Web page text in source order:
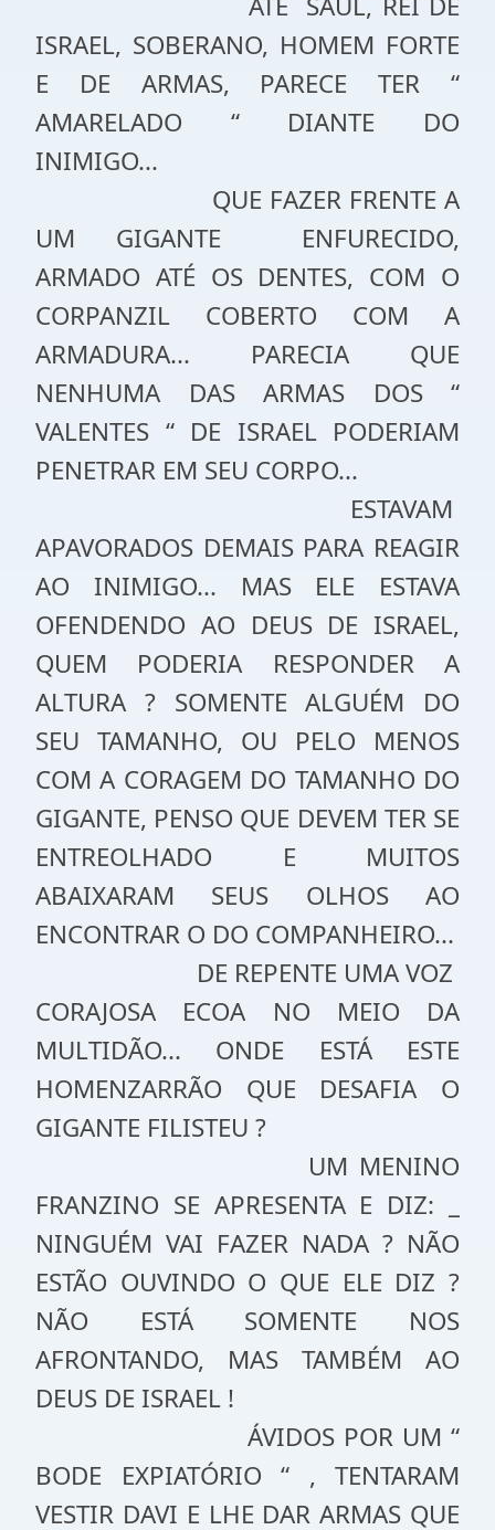
ISRAEL, SOBERANO, HOMEM FORTE
E DE ARMAS, PARECE TER “
AMARELADO “ DIANTE DO
INIMIGO...
QUE FAZER FRENTE A
UM GIGANTE
ENFURECIDO,
ARMADO ATÉ OS DENTES, COM O
CORPANZIL COBERTO COM A
ARMADURA... PARECIA QUE
NENHUMA DAS ARMAS DOS “
VALENTES “ DE ISRAEL PODERIAM
PENETRAR EM SEU CORPO...
ESTAVAM
APAVORADOS DEMAIS PARA REAGIR
AO INIMIGO... MAS ELE ESTAVA
OFENDENDO AO DEUS DE ISRAEL,
QUEM PODERIA RESPONDER A
ALTURA ? SOMENTE ALGUÉM DO
SEU TAMANHO, OU PELO MENOS
COM A CORAGEM DO TAMANHO DO
GIGANTE, PENSO QUE DEVEM TER SE
ENTREOLHADO E MUITOS
ABAIXARAM SEUS OLHOS AO
ENCONTRAR O DO COMPANHEIRO...
DE REPENTE UMA VOZ
CORAJOSA ECOA NO MEIO DA
MULTIDÃO... ONDE ESTÁ ESTE
HOMENZARRÃO QUE DESAFIA O
GIGANTE FILISTEU ?
UM MENINO
FRANZINO SE APRESENTA E DIZ: _
NINGUÉM VAI FAZER NADA ? NÃO
ESTÃO OUVINDO O QUE ELE DIZ ?
NÃO ESTÁ SOMENTE NOS
AFRONTANDO, MAS TAMBÉM AO
DEUS DE ISRAEL !
ÁVIDOS POR UM “
BODE EXPIATÓRIO “ , TENTARAM
VESTIR DAVI E LHE DAR ARMAS QUE